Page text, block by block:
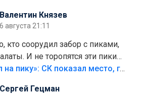
Валентин Князев
6 августа 21:11
кто соорудил забор с пиками,
И не торопятся эти пики
«Попал на пику»: СК показал место, где был смертельно травмирован ребенок в Тольятти
Сергей Гецман